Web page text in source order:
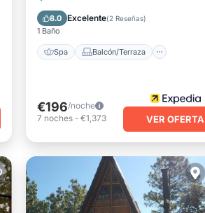
8.0 Excelente(2 Reseñas)
1 Baño
Spa Balcón/Terraza
Apto para niños
€196/noche
7 noches- €1,373 VER OFERTA